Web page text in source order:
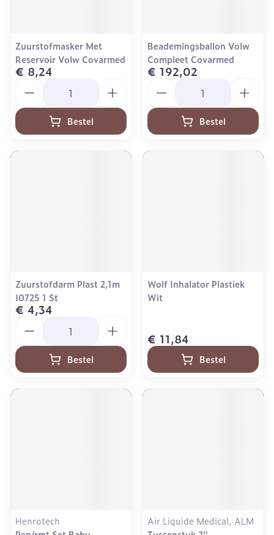
Zuurstofmasker Met
Reservoir Volw Covarmed
€ 8,24
Bestel
Beademingsballon Volw
Compleet Covarmed
€ 192,02
Bestel
Zuurstofdarm Plast 2,1m
I0725 1 St
€ 4,34
Bestel
Wolf Inhalator Plastiek
Wit
€ 11,84
Bestel
Henrotech
Air Liquide Medical, ALM